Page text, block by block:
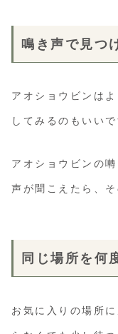
鳴き声で見つ
アオショウビンは
してみるのもいいで
アオショウビンの
声が聞こえたら、
同じ場所を何
お気に入りの場所